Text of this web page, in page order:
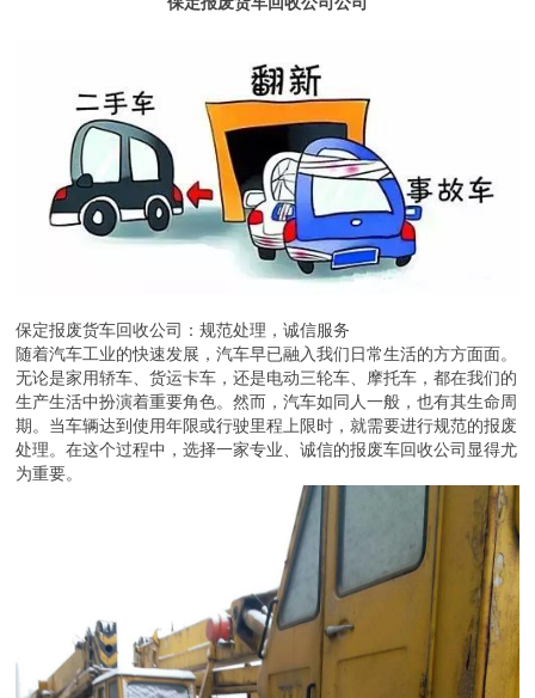
保定报废货车回收公司：规范处理，诚信服务
随着汽车工业的快速发展，汽车早已融入我们日常生活的方方面面。
无论是家用轿车、货运卡车，还是电动三轮车、摩托车，都在我们的
生产生活中扮演着重要角色。然而，汽车如同人一般，也有其生命周
期。当车辆达到使用年限或行驶里程上限时，就需要进行规范的报废
处理。在这个过程中，选择一家专业、诚信的报废车回收公司显得尤
为重要。